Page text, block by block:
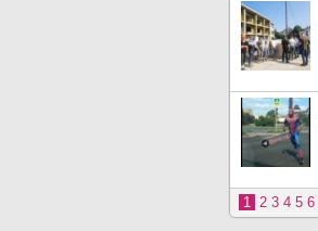
1 2 3 4 5 6